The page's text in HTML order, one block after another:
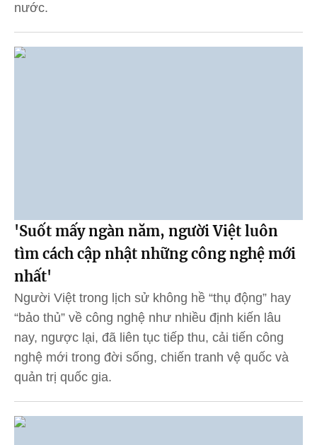
nước.
'Suốt mấy ngàn năm, người Việt luôn
tìm cách cập nhật những công nghệ mới
nhất'
Người Việt trong lịch sử không hề “thụ động” hay
“bảo thủ” về công nghệ như nhiều định kiến lâu
nay, ngược lại, đã liên tục tiếp thu, cải tiến công
nghệ mới trong đời sống, chiến tranh vệ quốc và
quản trị quốc gia.